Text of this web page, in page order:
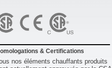
& Certifications
nos éléments chauffants produits